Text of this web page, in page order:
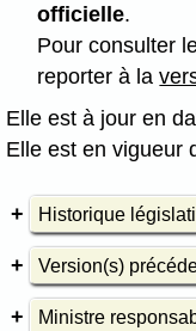
officielle.
Pour consulter
reporter à la
Elle est à jour en
Elle est en vigueur
Historique
Version(s)
Ministre